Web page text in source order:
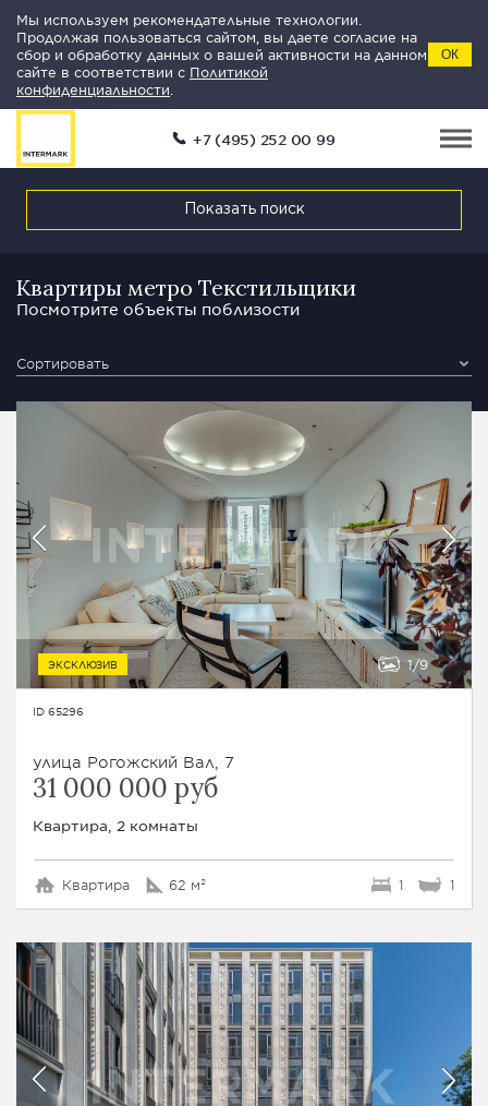
Мы используем рекомендательные технологии.
Продолжая пользоваться сайтом, вы даете согласие на
сбор и обработку данных о вашей активности на данном
сайте в соответствии с Политикой
конфиденциальности
ОК
+7 (495) 252 00 99
Показать поиск
Квартиры метро Текстильщики
Посмотрите объекты поблизости
Сортировать
ЭКСКЛЮЗИВ 1 9
ID 65296
улица Рогожский Вал, 7
31 000 000 руб
Квартира, 2 комнаты
Квартира 62 м² 1 1